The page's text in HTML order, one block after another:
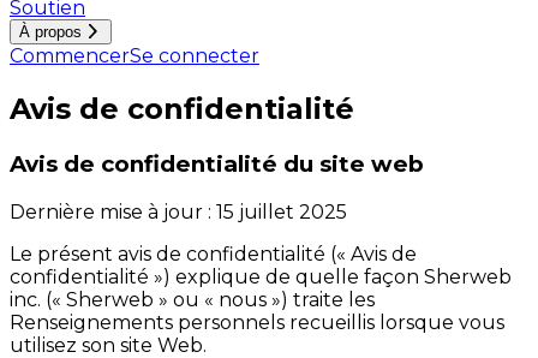
Soutien
À propos
CommencerSe connecter
Avis de confidentialité
Avis de confidentialité du site web
Dernière mise à jour : 15 juillet 2025
Le présent avis de confidentialité (« Avis de
confidentialité ») explique de quelle façon Sherweb
inc. (« Sherweb » ou « nous ») traite les
Renseignements personnels recueillis lorsque vous
utilisez son site Web.